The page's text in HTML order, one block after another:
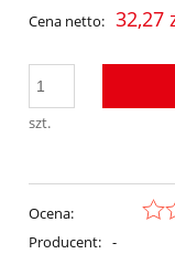
Cena netto: 32,27
szt.
Ocena:
Producent: -